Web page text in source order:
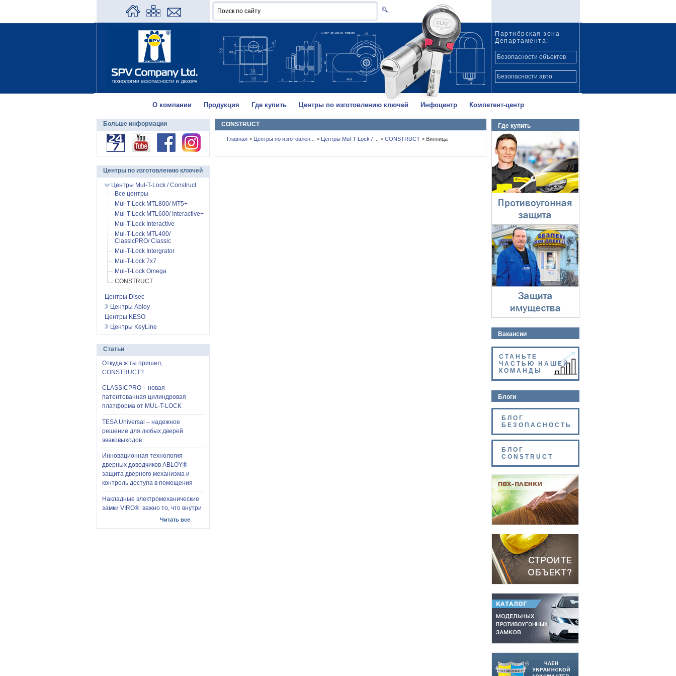
Партнёрская зона
Департамента:
Безопасности объектов
Безопасности авто
О компании Продукция Где купить Центры по изготовлению ключей Инфоцентр Компетент-центр
CONSTRUCT
Главная > Центры по изготовлен... > Центры Mul-T-Lock / ... > CONSTRUCT > Винница
Где купить
Противоугонная
защита
⇓
Защита имущества
⇓
Вакансии
СТАНЬТЕ
ЧАСТЬЮ НАШЕЙ
КОМАНДЫ
Блоги
БЛОГ
БЕЗОПАСНОСТЬ
БЛОГ
CONSTRUCT
Больше информации
Центры по изготовлению ключей
Центры Mul-T-Lock / Construct
Все центры
Mul-T-Lock MTL800/ MT5+
Mul-T-Lock MTL600/ Interactive+
Mul-T-Lock Interactive
Mul-T-Lock MTL400/
ClassicPRO/ Classic
Mul-T-Lock Intergrator
Mul-T-Lock 7x7
Mul-T-Lock Omega
CONSTRUCT
Центры Disec
Центры Abloy
Центры KESO
Центры KeyLine
Статьи
Откуда ж ты пришел,
CONSTRUCT?
CLASSICPRO – новая
патентованная цилиндровая
платформа от MUL-T-LOCK
TESA Universal – надежное
решение для любых дверей
эваковыходов
Инновационная технология
дверных доводчиков ABLOY® -
защита дверного механизма и
контроль доступа в помещения
Накладные электромеханические
замки VIRO®: важно то, что внутри
Читать все